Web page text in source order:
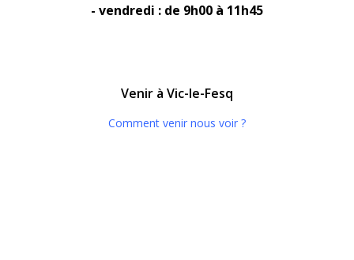
- vendredi : de 9h00 à 11h45
Venir à Vic-le-Fesq
Comment venir nous voir ?